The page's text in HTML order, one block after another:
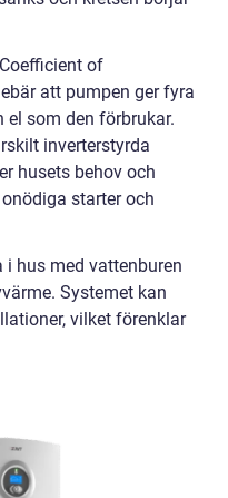
of
att pumpen ger fyra
el som den förbrukar.
inverterstyrda
husets behov och
starter och
i hus med vattenburen
Systemet kan
vilket förenklar